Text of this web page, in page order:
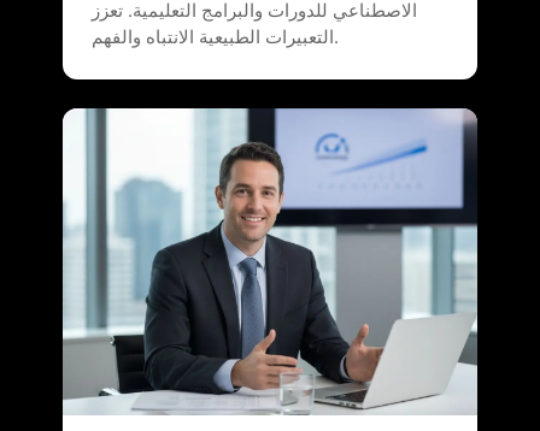
الاصطناعي للدورات والبرامج التعليمية. تعزز
التعبيرات الطبيعية الانتباه والفهم.